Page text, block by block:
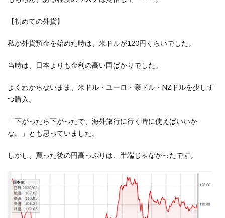
【初めての外貨】
私が外貨預金を始めた時は、米ドルが120円くらいでした。
当時は、日本よりも金利の高い国ばかりでした。
よくわからないまま、米ドル・ユーロ・豪ドル・NZドルを少しず
つ購入。
「下がったら下がったで、海外旅行に行く時に使えばいいか
な。」とも思っていました。
しかし、買った後の円高っぷりは、半端じゃなかったです。